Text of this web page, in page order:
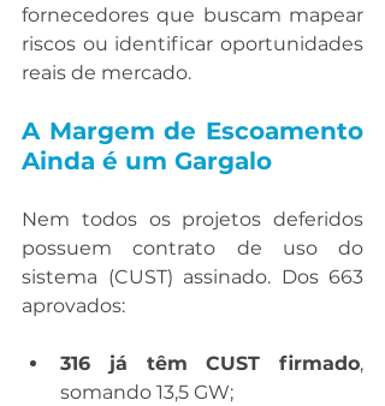
fornecedores que buscam mapear
riscos ou identificar oportunidades
reais de mercado.
A Margem de Escoamento
Ainda é um Gargalo
Nem todos os projetos deferidos
possuem contrato de uso do
sistema (CUST) assinado. Dos 663
aprovados:
316 já têm CUST firmado,
somando 13,5 GW;